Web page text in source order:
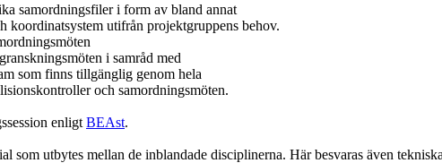
samordningsfiler i form av bland annat
koordinatsystem utifrån projektgruppens behov.
i samråd med
som finns tillgänglig genom hela
och samordningsmöten.
enligt BEAst.
som utbytes mellan de inblandade disciplinerna. Här besvaras även